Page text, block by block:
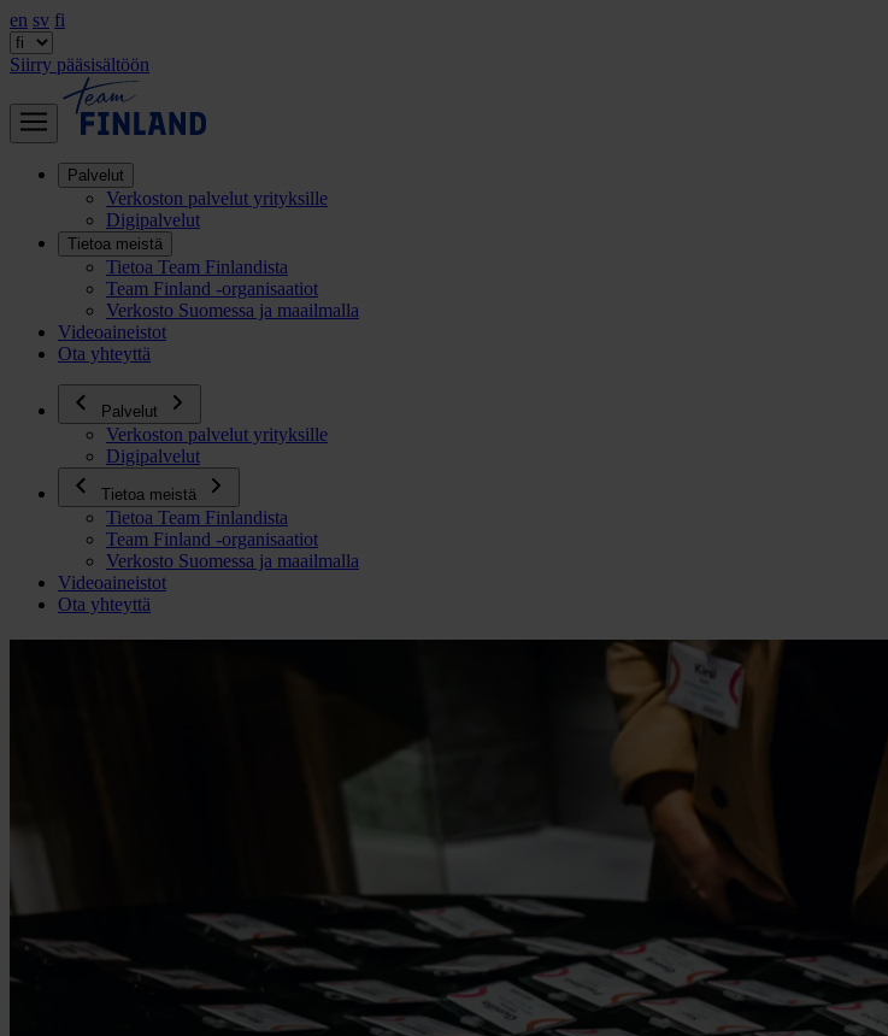
en sv fi
Siirry pääsisältöön
Palvelut
Verkoston palvelut yrityksille
Digipalvelut
Tietoa meistä
Tietoa Team Finlandista
Team Finland -organisaatiot
Verkosto Suomessa ja maailmalla
Videoaineistot
Ota yhteyttä
Palvelut
Verkoston palvelut yrityksille
Digipalvelut
Tietoa meistä
Tietoa Team Finlandista
Team Finland -organisaatiot
Verkosto Suomessa ja maailmalla
Videoaineistot
Ota yhteyttä